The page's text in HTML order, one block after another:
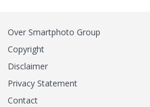
Over Smartphoto Group
Copyright
Disclaimer
Privacy Statement
Contact